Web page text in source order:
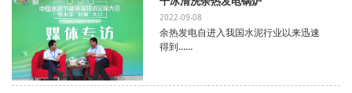
2022-09-08
余热发电自进入我国水泥行业以来迅速
得到……